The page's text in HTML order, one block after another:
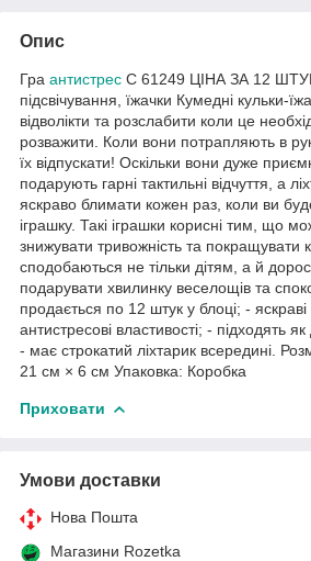
Опис
Гра антистрес С 61249 ЦІНА ЗА 12
підсвічування, їжачки Кумедні кульки-
відволікти та розслабити коли це
розважити. Коли вони потрапляють в
їх відпускати! Оскільки вони дуже
подарують гарні тактильні відчуття, а
яскраво блимати кожен раз, коли ви
іграшку. Такі іграшки корисні тим, що
знижувати тривожність та покращувати
сподобаються не тільки дітям, а й
подарувати хвилинку веселощів та
продається по 12 штук у блоці; -
антистресові властивості; - підходять
- має строкатий ліхтарик всередині.
21 см × 6 см Упаковка: Коробка
Приховати
Умови доставки
Нова Пошта
Магазини Rozetka